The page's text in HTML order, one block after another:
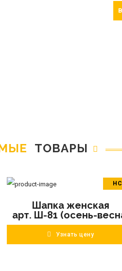
ТОВАРЫ
ПОДРОБНЕЕ
Шапка женская
арт. Ш-81 (осень-
Узнать цену